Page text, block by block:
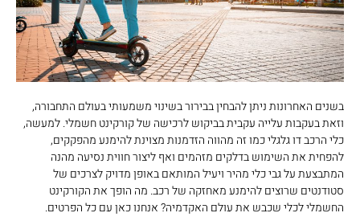
בשנים האחרונות ניתן להבחין בבירור בשינוי משמעותי בעולם התחבורה,
וזאת בעקבות עלייה עקבית בביקוש לרכישה של קורקינט חשמלי. למעשה,
כלי הרכב דו גלגלי כמו זה מהווה הזדמנות מצוינת להימנע מהפקקים,
להפחית את השימוש בדלקים מזהמים ואף ליצור חווית נסיעה מהנה
המתבצעת על גבי כלי מהיר ויעיל המותאם באופן מדויק לצרכים של
סטודנטים שרוצים להימנע מאחזקה של רכב. מה הופך את הקורקינט
החשמלי לכלי שכבש את עולם האקדמיה? אנחנו כאן עם כל הפרטים.